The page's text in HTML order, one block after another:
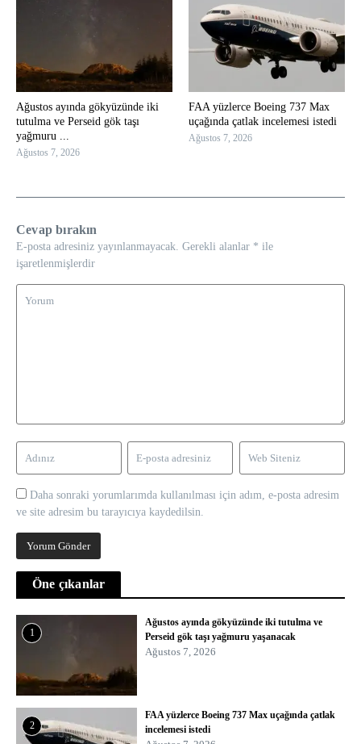
Ağustos ayında gökyüzünde iki
tutulma ve Perseid gök taşı
yağmuru ...
Ağustos 7, 2026
FAA yüzlerce Boeing 737 Max
uçağında çatlak incelemesi istedi
Ağustos 7, 2026
Cevap bırakın
E-posta adresiniz yayınlanmayacak. Gerekli alanlar * ile
işaretlenmişlerdir
Daha sonraki yorumlarımda kullanılması için adım, e-posta adresim
ve site adresim bu tarayıcıya kaydedilsin.
Öne çıkanlar
1
Ağustos ayında gökyüzünde iki tutulma ve
Perseid gök taşı yağmuru yaşanacak
Ağustos 7, 2026
2
FAA yüzlerce Boeing 737 Max uçağında çatlak
incelemesi istedi